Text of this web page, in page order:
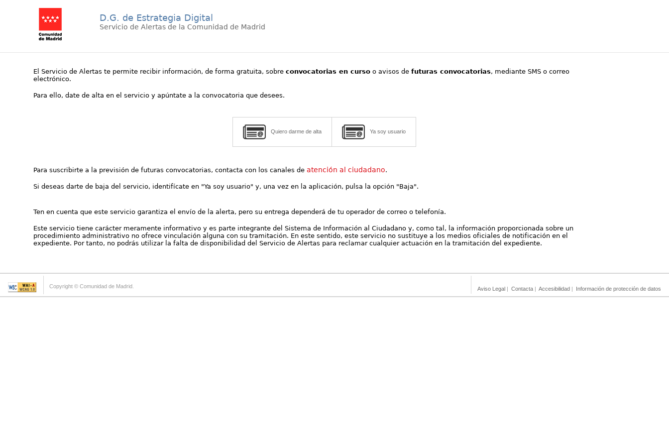
D.G. de Estrategia Digital
Servicio de Alertas de la Comunidad de Madrid
El Servicio de Alertas te permite recibir información, de forma gratuita, sobreconvocatorias en curso o avisos defuturas convocatorias, mediante SMS o correo
electrónico.
Para ello, date de alta en el servicio y apúntate a la convocatoria que desees.
Quiero darme de alta Ya soy usuario
Para suscribirte a la previsión de futuras convocatorias, contacta con los canales deatención al ciudadano.
Si deseas darte de baja del servicio, identifícate en "Ya soy usuario" y, una vez en la aplicación, pulsa la opción "Baja".
Ten en cuenta que este servicio garantiza el envío de la alerta, pero su entrega dependerá de tu operador de correo o telefonía.
Este servicio tiene carácter meramente informativo y es parte integrante del Sistema de Información al Ciudadano y, como tal, la información proporcionada sobre un
procedimiento administrativo no ofrece vinculación alguna con su tramitación. En este sentido, este servicio no sustituye a los medios oficiales de notificación en el
expediente. Por tanto, no podrás utilizar la falta de disponibilidad del Servicio de Alertas para reclamar cualquier actuación en la tramitación del expediente.
Copyright © Comunidad de Madrid. Aviso Legal | Contacta | Accesibilidad | Información de protección de datos